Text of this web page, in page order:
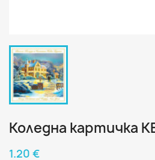
Коледна картичка
1.20 €